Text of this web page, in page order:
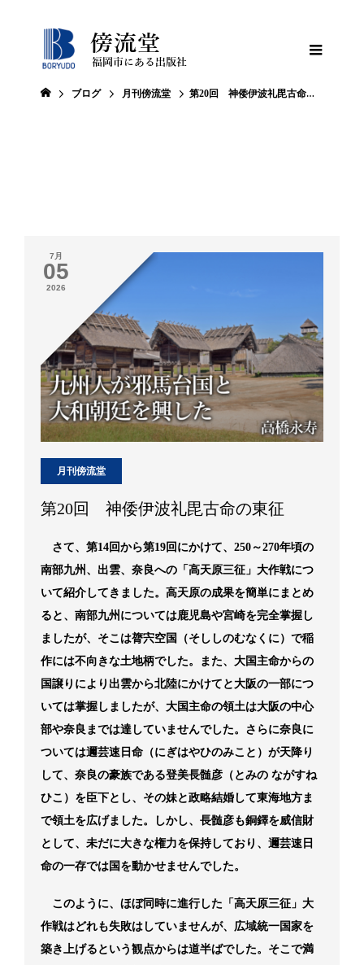
ブログ 月刊傍流堂 第20回 神倭伊波礼毘古命の東征
7月
05
2026
月刊傍流堂
第20回 神倭伊波礼毘古命の東征
さて、第14回から第19回にかけて、250～270年頃の
南部九州、出雲、奈良への「高天原三征」大作戦につ
いて紹介してきました。高天原の成果を簡単にまとめ
ると、南部九州については鹿児島や宮崎を完全掌握し
ましたが、そこは膂宍空国（そししのむなくに）で稲
作には不向きな土地柄でした。また、大国主命からの
国譲りにより出雲から北陸にかけてと大阪の一部につ
いては掌握しましたが、大国主命の領土は大阪の中心
部や奈良までは達していませんでした。さらに奈良に
ついては邇芸速日命（にぎはやひのみこと）が天降り
して、奈良の豪族である登美長髄彦（とみの ながすね
ひこ）を臣下とし、その妹と政略結婚して東海地方ま
で領土を広げました。しかし、長髄彦も銅鐸を威信財
として、未だに大きな権力を保持しており、邇芸速日
命の一存では国を動かせませんでした。
このように、ほぼ同時に進行した「高天原三征」大
作戦はどれも失敗はしていませんが、広域統一国家を
築き上げるという観点からは道半ばでした。そこで満